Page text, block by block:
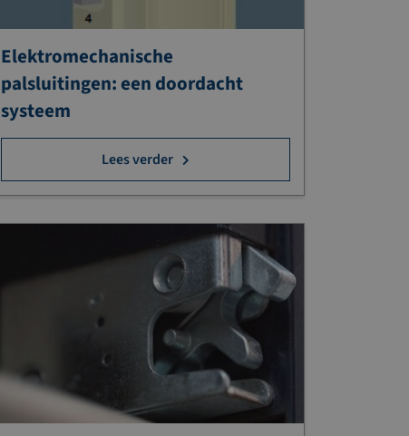
Elektromechanische
palsluitingen: een doordacht
systeem
Lees verder